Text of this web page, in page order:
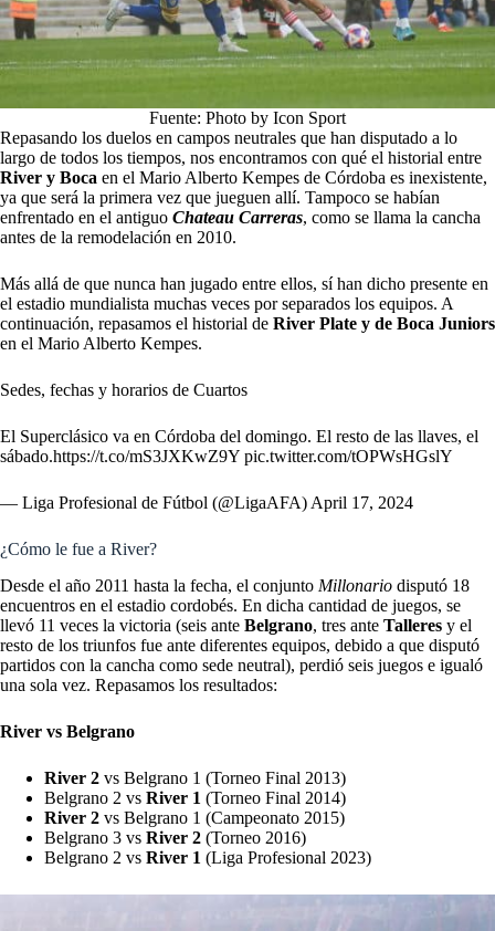
Fuente: Photo by Icon Sport
Repasando los duelos en campos neutrales que han disputado a lo
largo de todos los tiempos, nos encontramos con qué el historial entre
River y Boca en el Mario Alberto Kempes de Córdoba es inexistente,
ya que será la primera vez que jueguen allí. Tampoco se habían
enfrentado en el antiguo Chateau Carreras, como se llama la cancha
antes de la remodelación en 2010.
Más allá de que nunca han jugado entre ellos, sí han dicho presente en
el estadio mundialista muchas veces por separados los equipos. A
continuación, repasamos el historial de River Plate y de Boca Juniors
en el Mario Alberto Kempes.
Sedes, fechas y horarios de Cuartos
El Superclásico va en Córdoba del domingo. El resto de las llaves, el
sábado.https://t.co/mS3JXKwZ9Y pic.twitter.com/tOPWsHGslY
— Liga Profesional de Fútbol (@LigaAFA) April 17, 2024
¿Cómo le fue a River?
Desde el año 2011 hasta la fecha, el conjunto Millonario disputó 18
encuentros en el estadio cordobés. En dicha cantidad de juegos, se
llevó 11 veces la victoria (seis ante Belgrano, tres ante Talleres y el
resto de los triunfos fue ante diferentes equipos, debido a que disputó
partidos con la cancha como sede neutral), perdió seis juegos e igualó
una sola vez. Repasamos los resultados:
River vs Belgrano
River 2 vs Belgrano 1 (Torneo Final 2013)
Belgrano 2 vs River 1 (Torneo Final 2014)
River 2 vs Belgrano 1 (Campeonato 2015)
Belgrano 3 vs River 2 (Torneo 2016)
Belgrano 2 vs River 1 (Liga Profesional 2023)